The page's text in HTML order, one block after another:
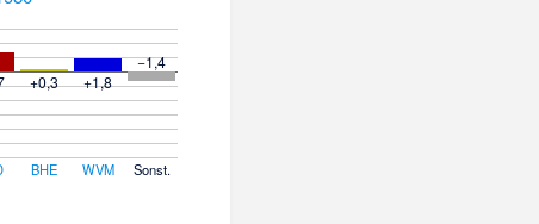
+0,3 +1,8
−1,4
BHE WVM Sonst.